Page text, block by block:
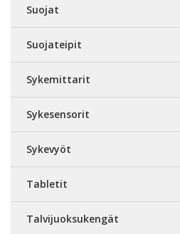
Suojat
Suojateipit
Sykemittarit
Sykesensorit
Sykevyöt
Tabletit
Talvijuoksukengät